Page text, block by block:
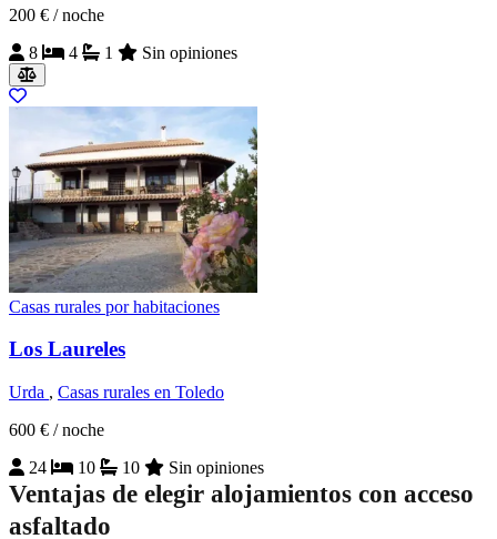
200 € / noche
8
4 1 Sin opiniones
Casas rurales por habitaciones
Los Laureles
Urda , Casas rurales en Toledo
600 € / noche
24
10 10 Sin opiniones
Ventajas de elegir alojamientos con acceso
asfaltado